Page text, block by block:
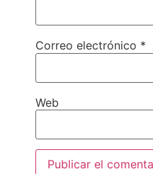
Correo electrónico *
Web